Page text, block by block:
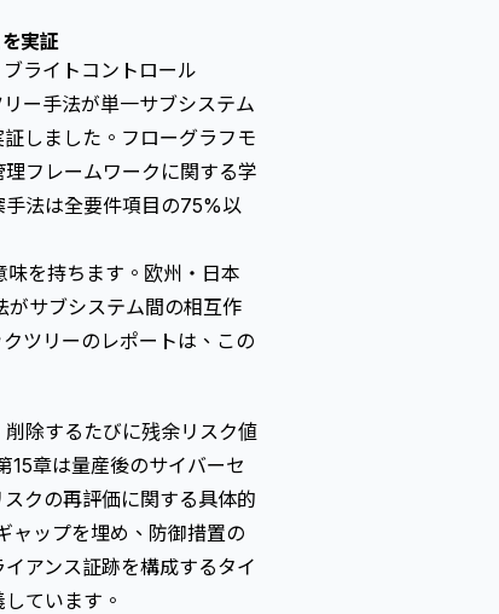
実証
ライトコントロール
ー手法が単一サブシステム
しました。フローグラフモ
フレームワークに関する学
法は全要件項目の75%以
を持ちます。欧州・日本
サブシステム間の相互作
ツリーのレポートは、この
除するたびに残余リスク値
章は量産後のサイバーセ
クの再評価に関する具体的
ャップを埋め、防御措置の
アンス証跡を構成するタイ
ています。